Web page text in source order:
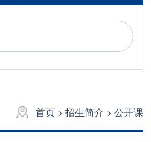
首页 > 招生简介 > 公开课